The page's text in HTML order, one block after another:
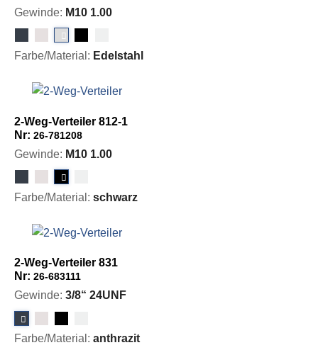
Gewinde: M10 1.00
Farbe/Material: Edelstahl
2-Weg-Verteiler 812-1
Nr: 26-781208
Gewinde: M10 1.00
Farbe/Material: schwarz
2-Weg-Verteiler 831
Nr: 26-683111
Gewinde: 3/8“ 24UNF
Farbe/Material: anthrazit